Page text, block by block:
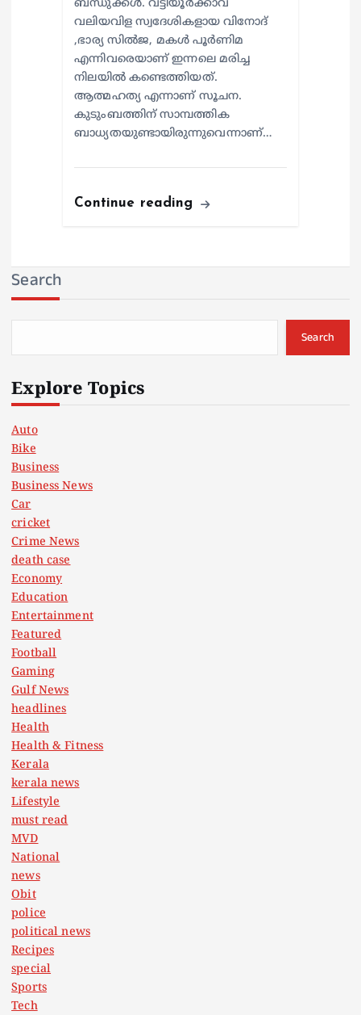
ബന്ധുക്കൾ. വട്ടിയൂർക്കാവ്
വലിയവിള സ്വദേശികളായ വിനോദ്
,ഭാര്യ സിൽജ, മകൾ പൂർണിമ
എന്നിവരെയാണ് ഇന്നലെ മരിച്ച
നിലയിൽ കണ്ടെത്തിയത്.
ആത്മഹത്യ എന്നാണ് സൂചന.
കുടുംബത്തിന് സാമ്പത്തിക
ബാധ്യതയുണ്ടായിരുന്നുവെന്നാണ്…
Continue reading
Search
Search
Explore Topics
Auto
Bike
Business
Business News
Car
cricket
Crime News
death case
Economy
Education
Entertainment
Featured
Football
Gaming
Gulf News
headlines
Health
Health & Fitness
Kerala
kerala news
Lifestyle
must read
MVD
National
news
Obit
police
political news
Recipes
special
Sports
Tech